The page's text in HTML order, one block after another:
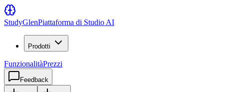
StudyGlenPiattaforma di Studio AI
Prodotti
FunzionalitàPrezzi
Feedback